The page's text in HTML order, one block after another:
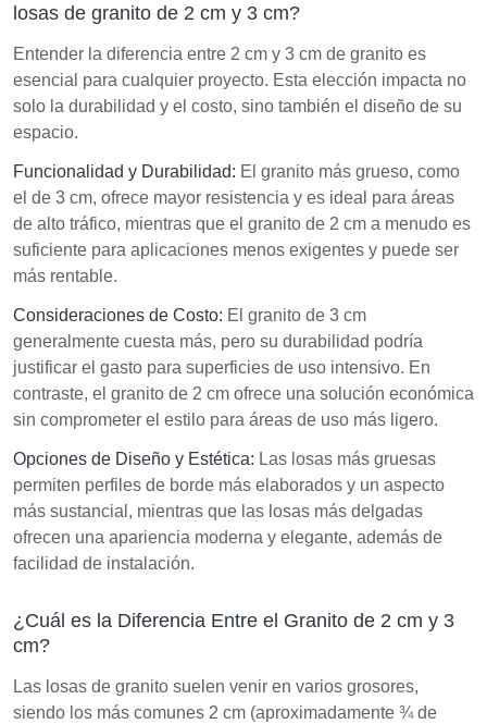
losas de granito de 2 cm y 3 cm?
Entender la diferencia entre 2 cm y 3 cm de granito es
esencial para cualquier proyecto. Esta elección impacta no
solo la durabilidad y el costo, sino también el diseño de su
espacio.
Funcionalidad y Durabilidad: El granito más grueso, como
el de 3 cm, ofrece mayor resistencia y es ideal para áreas
de alto tráfico, mientras que el granito de 2 cm a menudo es
suficiente para aplicaciones menos exigentes y puede ser
más rentable.
Consideraciones de Costo: El granito de 3 cm
generalmente cuesta más, pero su durabilidad podría
justificar el gasto para superficies de uso intensivo. En
contraste, el granito de 2 cm ofrece una solución económica
sin comprometer el estilo para áreas de uso más ligero.
Opciones de Diseño y Estética: Las losas más gruesas
permiten perfiles de borde más elaborados y un aspecto
más sustancial, mientras que las losas más delgadas
ofrecen una apariencia moderna y elegante, además de
facilidad de instalación.
¿Cuál es la Diferencia Entre el Granito de 2 cm y 3
cm?
Las losas de granito suelen venir en varios grosores,
siendo los más comunes 2 cm (aproximadamente ¾ de